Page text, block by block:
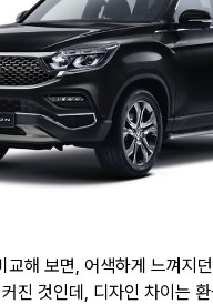
교해 보면, 어색하게 느껴지
진 것인데, 디자인 차이는